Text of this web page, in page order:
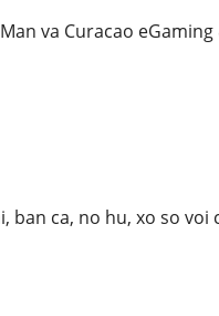
va Curacao
ban ca, no hu, xo so voi